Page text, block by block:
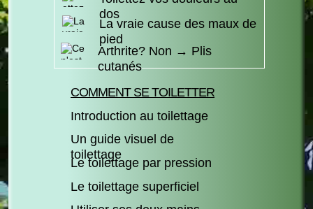
dos
La vraie cause des maux de
pied
Arthrite? Non → Plis
cutanés
COMMENT SE TOILETTER
Introduction au toilettage
Un guide visuel de
toilettage
Le toilettage par pression
Le toilettage superficiel